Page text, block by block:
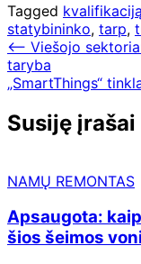
Tagged kvalifikaciją
statybininko, tarp,
Navigacija
tarp
⟵ Viešojo
taryba
„SmartThings“
Susiję įrašai
NAMŲ REMONTAS
Apsaugota:
šios šeimos